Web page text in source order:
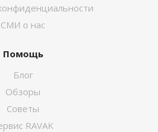
СМИ о нас
Помощь
Блог
Обзоры
Советы
RAVAK